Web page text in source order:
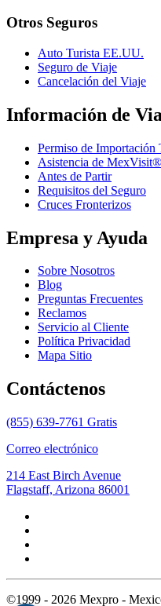
Otros Seguros
Auto Turista EE.UU.
Seguro de Viaje
Cancelación del Viaje
Información de
Permiso de Importación
Asistencia de MexVisit®
Antes de Partir
Requisitos del Seguro
Cruces Fronterizos
Empresa y Ayuda
Sobre Nosotros
Blog
Preguntas Frecuentes
Reclamos
Servicio al Cliente
Política Privacidad
Mapa Sitio
Contáctenos
(855) 639-7761 Gratis
Correo electrónico
214 East Birch Avenue
Flagstaff, Arizona 86001
©1999 - 2026 Mexpro -